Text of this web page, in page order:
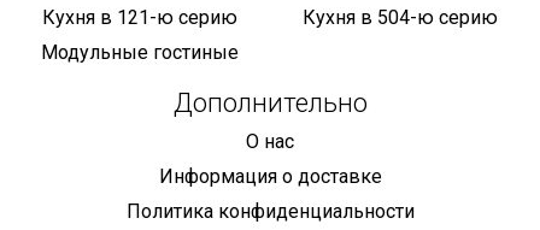
Кухня в 121-ю серию
Кухня в 504-ю серию
Модульные гостиные
Дополнительно
О нас
Информация о доставке
Политика конфиденциальности